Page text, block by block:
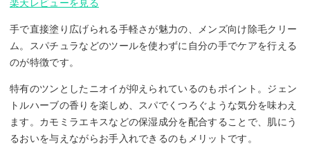
楽天レビューを見る
手で直接塗り広げられる手軽さが魅力の、メンズ向け除毛クリー
ム。スパチュラなどのツールを使わずに自分の手でケアを行える
のが特徴です。
特有のツンとしたニオイが抑えられているのもポイント。ジェン
トルハーブの香りを楽しめ、スパでくつろぐような気分を味わえ
ます。カモミラエキスなどの保湿成分を配合することで、肌にう
るおいを与えながらお手入れできるのもメリットです。